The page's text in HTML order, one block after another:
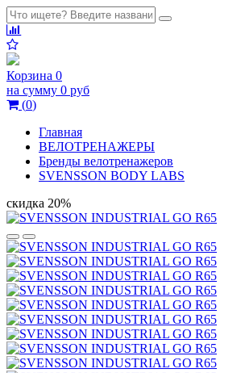
Корзина 0
на сумму 0 руб
(0)
Главная
ВЕЛОТРЕНАЖЕРЫ
Бренды велотренажеров
SVENSSON BODY LABS
скидка 20%